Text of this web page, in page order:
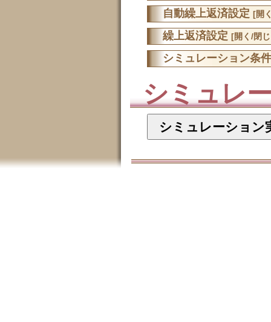
自動繰上返済設定[開
繰上返済設定[開く/閉
シミュレーション条
シミュレ